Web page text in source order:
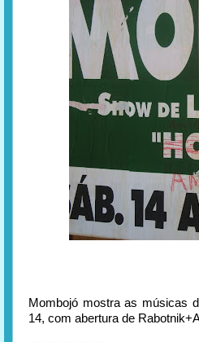
Mombojó mostra as músicas
14, com abertura de